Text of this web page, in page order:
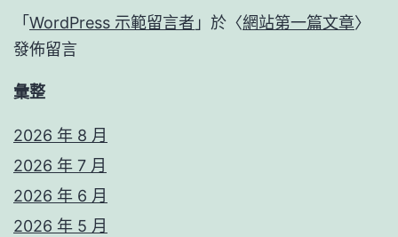
「 WordPress 示範留言者 」於〈網站第一篇文章〉
發佈留言
彙整
2026 年 8 月
2026 年 7 月
2026 年 6 月
2026 年 5 月